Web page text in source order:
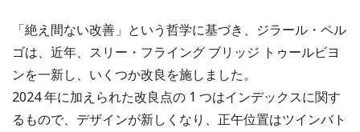
「絶え間ない改善」という哲学に基づき、ジラール・ペル
ゴは、近年、スリー・フライング ブリッジ トゥールビヨ
ンを一新し、いくつか改良を施しました。
2024 年に加えられた改良点の 1 つはインデックスに関す
るもので、デザインが新しくなり、正午位置はツインバト